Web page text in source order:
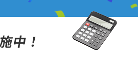
中！